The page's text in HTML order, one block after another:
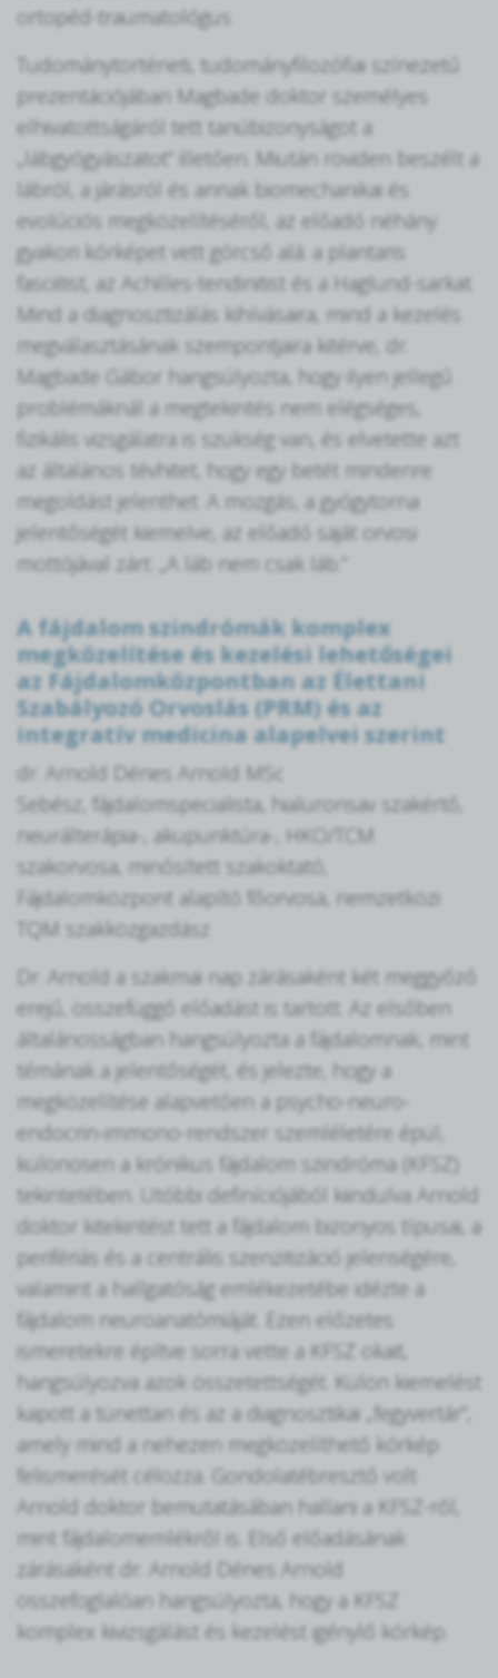
ortopéd-traumatológus
Tudománytörténeti, tudományfilozófiai színezetű
prezentációjában Magbade doktor személyes
elhivatottságáról tett tanúbizonyságot a
„lábgyógyászatot” illetően. Miután röviden beszélt a
lábról, a járásról és annak biomechanikai és
evolúciós megközelítéséről, az előadó néhány
gyakori kórképet vett górcső alá: a plantaris
fasciitist, az Achilles-tendinitist és a Haglund-sarkat.
Mind a diagnosztizálás kihívásaira, mind a kezelés
megválasztásának szempontjaira kitérve, dr.
Magbade Gábor hangsúlyozta, hogy ilyen jellegű
problémáknál a megtekintés nem elégséges,
fizikális vizsgálatra is szükség van, és elvetette azt
az általános tévhitet, hogy egy betét mindenre
megoldást jelenthet. A mozgás, a gyógytorna
jelentőségét kiemelve, az előadó saját orvosi
mottójával zárt: „A láb nem csak láb.”
A fájdalom szindrómák komplex
megközelítése és kezelési lehetőségei
az Fájdalomközpontban az Élettani
Szabályozó Orvoslás (PRM) és az
integratív medicina alapelvei szerint
dr. Arnold Dénes Arnold MSc
Sebész, fájdalomspecialista, hialuronsav szakértő,
neurálterápia-, akupunktúra-, HKO/TCM
szakorvosa, minősített szakoktató,
Fájdalomközpont alapító főorvosa, nemzetközi
TQM szakközgazdász
Dr. Arnold a szakmai nap zárásaként két meggyőző
erejű, összefüggő előadást is tartott. Az elsőben
általánosságban hangsúlyozta a fájdalomnak, mint
témának a jelentőségét, és jelezte, hogy a
megközelítése alapvetően a psycho-neuro-
endocrin-immono-rendszer szemléletére épül,
különösen a krónikus fájdalom szindróma (KFSZ)
tekintetében. Utóbbi definíciójából kiindulva Arnold
doktor kitekintést tett a fájdalom bizonyos típusai, a
perifériás és a centrális szenzitizáció jelenségére,
valamint a hallgatóság emlékezetébe idézte a
fájdalom neuroanatómiáját. Ezen előzetes
ismeretekre építve sorra vette a KFSZ okait,
hangsúlyozva azok összetettségét. Külön kiemelést
kapott a tünettan és az a diagnosztikai „fegyvertár”,
amely mind a nehezen megközelíthető kórkép
felismerését célozza. Gondolatébresztő volt
Arnold doktor bemutatásában hallani a KFSZ-ről,
mint fájdalomemlékről is. Első előadásának
zárásaként dr. Arnold Dénes Arnold
összefoglalóan hangsúlyozta, hogy a KFSZ
komplex kivizsgálást és kezelést igénylő kórkép.